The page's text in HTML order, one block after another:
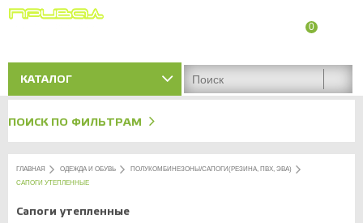
0
КАТАЛОГ
ПОИСК ПО ФИЛЬТРАМ
ГЛАВНАЯ ОДЕЖДА И ОБУВЬ
ПОЛУКОМБИНЕЗОНЫ/САПОГИ(РЕЗИНА, ПВХ, ЭВА)
САПОГИ УТЕПЛЕННЫЕ
Сапоги утепленные